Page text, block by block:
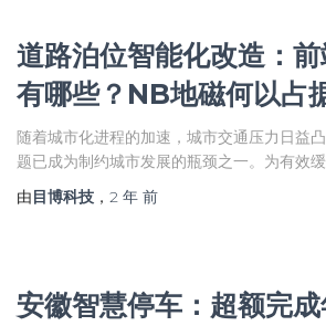
道路泊位智能化改造：
有哪些？NB地磁何以占
随着城市化进程的加速，城市交通压力日益
题已成为制约城市发展的瓶颈之一。为有效
由目博科技 ， 2 年 前
安徽智慧停车：超额完成